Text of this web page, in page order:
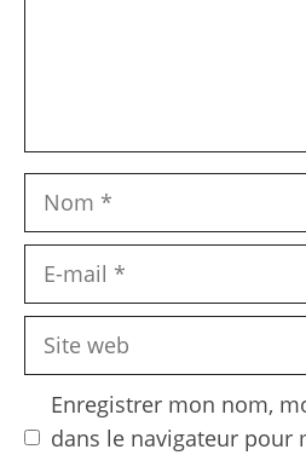
Nom
Site
Enregistrer mon nom,
dans le navigateur pour